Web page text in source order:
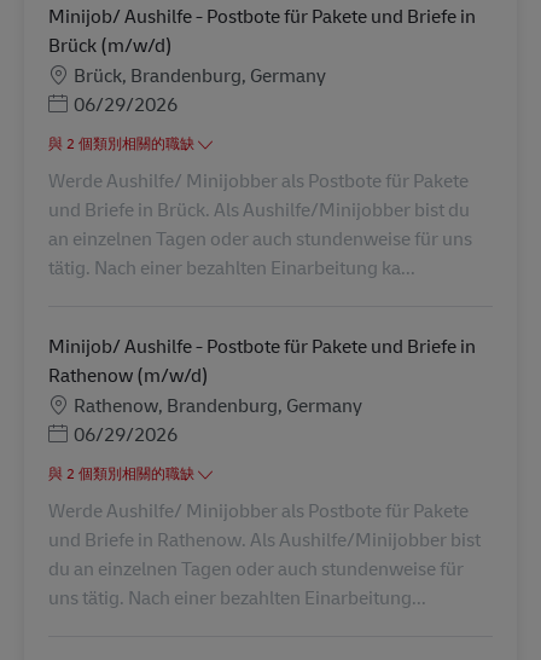
Minijob/ Aushilfe - Postbote für Pakete und Briefe in
Brück (m/w/d)
地點Brück, Brandenburg, Germany
Posted Date
06/29/2026
與 2 個類別相關的職缺
Werde Aushilfe/ Minijobber als Postbote für Pakete
und Briefe in Brück. Als Aushilfe/Minijobber bist du
an einzelnen Tagen oder auch stundenweise für uns
tätig. Nach einer bezahlten Einarbeitung ka...
Minijob/ Aushilfe - Postbote für Pakete und Briefe in
Rathenow (m/w/d)
地點Rathenow, Brandenburg, Germany
Posted Date
06/29/2026
與 2 個類別相關的職缺
Werde Aushilfe/ Minijobber als Postbote für Pakete
und Briefe in Rathenow. Als Aushilfe/Minijobber bist
du an einzelnen Tagen oder auch stundenweise für
uns tätig. Nach einer bezahlten Einarbeitung...